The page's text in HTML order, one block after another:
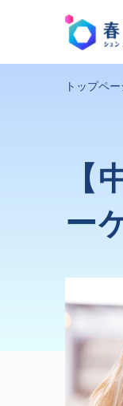
トップペー
【
ー